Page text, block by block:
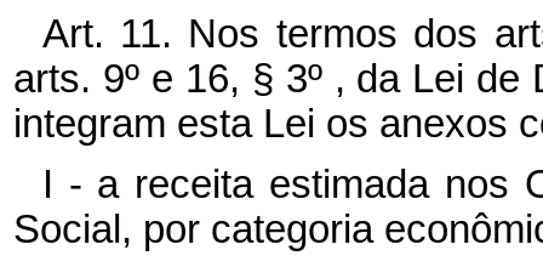
Art. 11. Nos termos dos
arts. 9º e 16, § 3º , da Lei
integram esta Lei os anexos
I - a receita estimada nos
Social, por categoria